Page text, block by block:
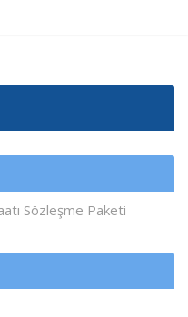
Sözleşme Paketi